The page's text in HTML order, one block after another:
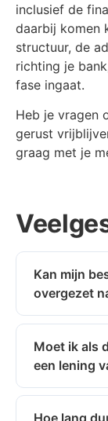
inclusief de
daarbij komen
structuur, de
richting je
fase ingaat.
Heb je vragen
gerust
graag met je
Kan mijn
overgezet
Moet ik als
een lening